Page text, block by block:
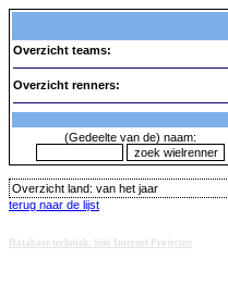
Overzicht teams:
Overzicht renners:
(Gedeelte van de) naam:
Overzicht land: van het jaar
terug naar de lijst
Database techniek: Sini Internet Projecten